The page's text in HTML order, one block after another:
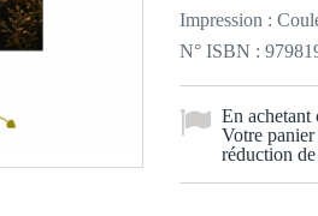
Impression :
N° ISBN :
En achetant
Votre panier
réduction de